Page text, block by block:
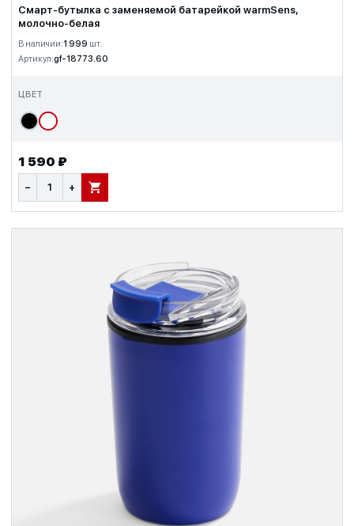
Смарт-бутылка c заменяемой батарейкой warmSens,
молочно-белая
В наличии:1 999 шт.
Артикул:gf-18773.60
ЦВЕТ
1 590 ₽
− + В КОРЗИНУ